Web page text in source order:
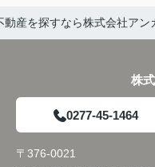
動産を探すなら株式会社アン
株
0277-45-1464
〒376-0021